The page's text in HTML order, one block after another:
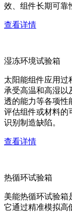
效、组件长期可靠
查看详情
湿冻环境试验箱
太阳能组件应用过
承受高温和高湿以
透的能力等各项性
评估组件或材料的
识别制造缺陷。
查看详情
热循环试验箱
美能热循环试验箱
它通过精准模拟高